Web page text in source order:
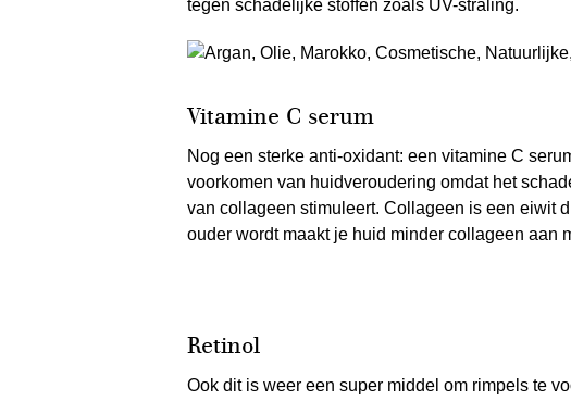
tegen schadelijke stoffen zoals UV-straling.
Vitamine C serum
Nog een sterke anti-oxidant: een vitamine C
voorkomen van huidveroudering omdat het
van collageen stimuleert. Collageen is een eiwit
ouder wordt maakt je huid minder collageen aan
Retinol
Ook dit is weer een super middel om rimpels te